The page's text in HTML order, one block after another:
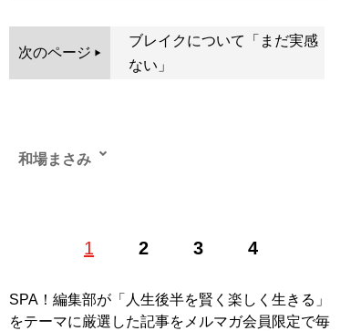
次のページ
ブレイクについて「まだ実感
ない」
1 2 3 4
和場まさみ
SPA！編集部が「人生後半を賢く楽しく生きる」
をテーマに厳選した記事をメルマガ会員限定で毎